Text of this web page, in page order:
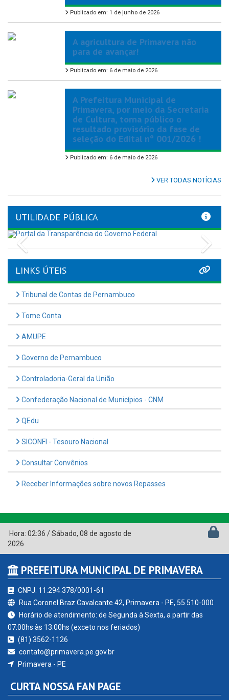
Publicado em: 1 de junho de 2026
A agricultura de Primavera não
para de avançar!
Publicado em: 6 de maio de 2026
A Prefeitura Municipal de
Primavera, por meio da Secretaria
de Cultura, torna público o
resultado provisório da fase de
seleção do Edital nº 001/2026 !
Publicado em: 6 de maio de 2026
VER TODAS NOTÍCIAS
UTILIDADE PÚBLICA
Previous
LINKS ÚTEIS
Tribunal de Contas de Pernambuco
Tome Conta
AMUPE
Governo de Pernambuco
Controladoria-Geral da União
Confederação Nacional de Municípios - CNM
QEdu
SICONFI - Tesouro Nacional
Consultar Convênios
Receber Informações sobre novos Repasses
Hora: 02:36 /Sábado, 08 de agosto de
2026
PREFEITURA MUNICIPAL DE PRIMAVERA
CNPJ: 11.294.378/0001-61
Rua Coronel Braz Cavalcante 42, Primavera - PE, 55.510-000
Horário de atendimento: de Segunda à Sexta, a partir das
07:00hs às 13:00hs (exceto nos feriados)
(81) 3562-1126
contato@primavera.pe.gov.br
Primavera - PE
CURTA NOSSA FAN PAGE